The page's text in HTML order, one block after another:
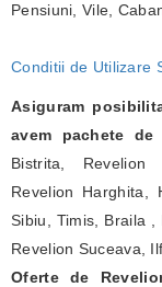
Pensiuni, Vile,
Conditii de Utilizare
Asiguram
avem pachete de
Bistrita, Revelion
Revelion Harghita,
Sibiu, Timis, Braila ,
Revelion Suceava,
Oferte de